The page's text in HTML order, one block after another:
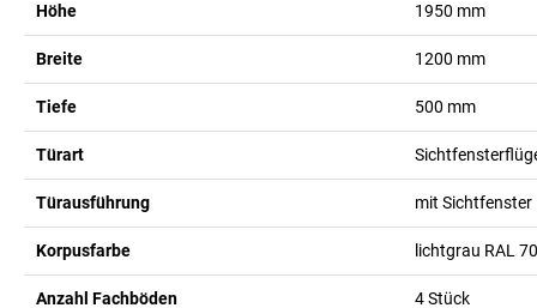
Höhe 1950 mm
Breite 1200 mm
Tiefe 500 mm
Türart
Türausführung mit Sichtfenster
Korpusfarbe lichtgrau RAL
Anzahl Fachböden 4Stück